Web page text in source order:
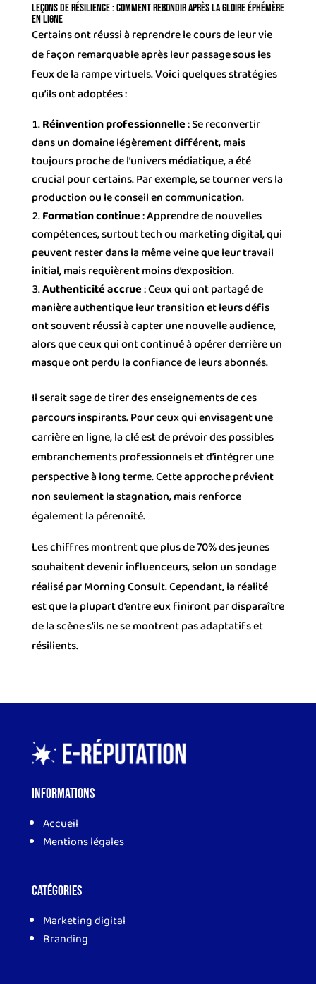
Leçons de résilience : Comment rebondir après la gloire éphémère
en ligne
Certains ont réussi à reprendre le cours de leur vie
de façon remarquable après leur passage sous les
feux de la rampe virtuels. Voici quelques stratégies
qu’ils ont adoptées :
Réinvention professionnelle: Se reconvertir
dans un domaine légèrement différent, mais
toujours proche de l’univers médiatique, a été
crucial pour certains. Par exemple, se tourner vers la
production ou le conseil en communication.
Formation continue: Apprendre de nouvelles
compétences, surtout tech ou marketing digital, qui
peuvent rester dans la même veine que leur travail
initial, mais requièrent moins d’exposition.
Authenticité accrue: Ceux qui ont partagé de
manière authentique leur transition et leurs défis
ont souvent réussi à capter une nouvelle audience,
alors que ceux qui ont continué à opérer derrière un
masque ont perdu la confiance de leurs abonnés.
Il serait sage de tirer des enseignements de ces
parcours inspirants. Pour ceux qui envisagent une
carrière en ligne, la clé est de prévoir des possibles
embranchements professionnels et d’intégrer une
perspective à long terme. Cette approche prévient
non seulement la stagnation, mais renforce
également la pérennité.
Les chiffres montrent que plus de 70% des jeunes
souhaitent devenir influenceurs, selon un sondage
réalisé par Morning Consult. Cependant, la réalité
est que la plupart d’entre eux finiront par disparaître
de la scène s’ils ne se montrent pas adaptatifs et
résilients.
Informations
Accueil
Mentions légales
Catégories
Marketing digital
Branding